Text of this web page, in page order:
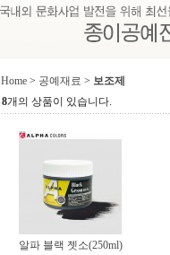
Home > 공예재료 > 보조제
8개의 상품이 있습니다.
알파 블랙 젯소(250ml)